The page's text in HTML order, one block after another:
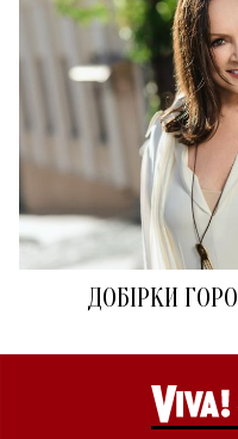
ДОБІРКИ